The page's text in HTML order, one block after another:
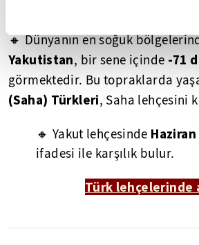
🔸 Dünyanın en soğuk
Yakutistan, bir sene içinde -71
görmektedir. Bu topraklarda
(Saha) Türkleri, Saha lehçesini
🔸 Yakut lehçesinde Haziran
ifadesi ile karşılık bulur.
Türk lehçelerinde